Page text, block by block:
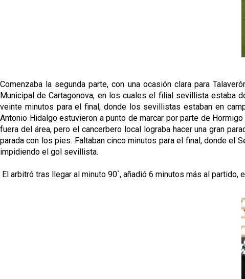
Comenzaba la segunda parte, con una ocasión clara para
Municipal de Cartagonova, en los cuales el filial sevillista estaba
veinte minutos para el final, donde los sevillistas estaban en
Antonio Hidalgo estuvieron a punto de marcar por parte de
fuera del área, pero el cancerbero local lograba hacer una gran
parada con los pies. Faltaban cinco minutos para el final, donde el
impidiendo el gol sevillista.
El arbitró tras llegar al minuto 90´, añadió 6 minutos más al partido,